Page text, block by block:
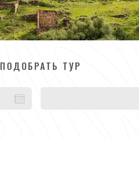
ПОДОБРАТЬ ТУР